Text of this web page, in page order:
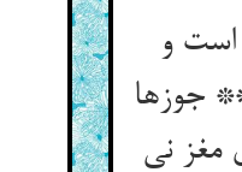
و
جوزها
مغز نی‏